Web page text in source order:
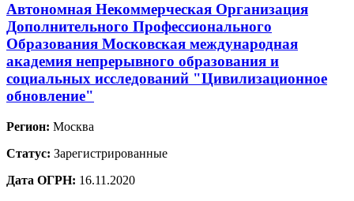
Автономная Некоммерческая Организация
Дополнительного Профессионального
Образования Московская международная
академия непрерывного образования и
социальных исследований "Цивилизационное
обновление"
Регион: Москва
Статус: Зарегистрированные
Дата ОГРН: 16.11.2020